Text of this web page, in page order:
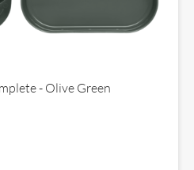
- Olive Green